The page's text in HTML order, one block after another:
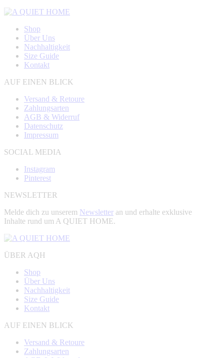
Shop
Über Uns
Nachhaltigkeit
Size Guide
Kontakt
AUF EINEN BLICK
Versand & Retoure
Zahlungsarten
AGB & Widerruf
Datenschutz
Impressum
SOCIAL MEDIA
Instagram
Pinterest
NEWSLETTER
Melde dich zu unserem Newsletter an und erhalte exklusive
Inhalte rund um A QUIET HOME.
ÜBER AQH
Shop
Über Uns
Nachhaltigkeit
Size Guide
Kontakt
AUF EINEN BLICK
Versand & Retoure
Zahlungsarten